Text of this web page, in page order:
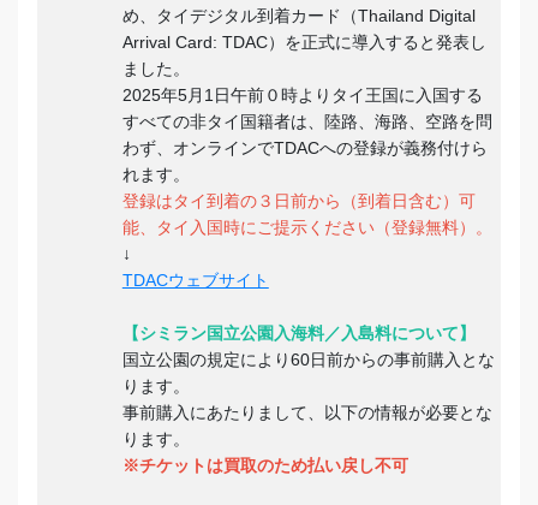
め、タイデジタル到着カード（Thailand Digital
Arrival Card: TDAC）を正式に導入すると発表し
ました。
2025年5月1日午前０時よりタイ王国に入国する
すべての非タイ国籍者は、陸路、海路、空路を問
わず、オンラインでTDACへの登録が義務付けら
れます。
登録はタイ到着の３日前から（到着日含む）可
能、タイ入国時にご提示ください（登録無料）。
↓
TDACウェブサイト
【シミラン国立公園入海料／入島料について】
国立公園の規定により60日前からの事前購入とな
ります。
事前購入にあたりまして、以下の情報が必要とな
ります。
※チケットは買取のため払い戻し不可